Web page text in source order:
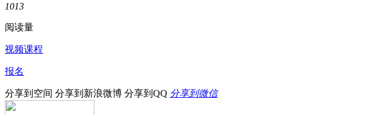
1013
阅读量
视频课程
报名
分享到空间 分享到新浪微博 分享到QQ 分享到微信